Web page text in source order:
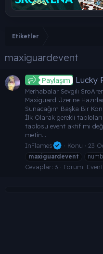
Etiketler
maxiguardevent
Paylaşım Lucky
Merhabalar Sevgili
Maxiguard Üzerine
Sunacağım Başka Bir
İlk Olarak gerekli
tablosu event aktif mi
metin...
InFlames
Konu 23
maxiguardevent
Cevaplar: 3 Forum: